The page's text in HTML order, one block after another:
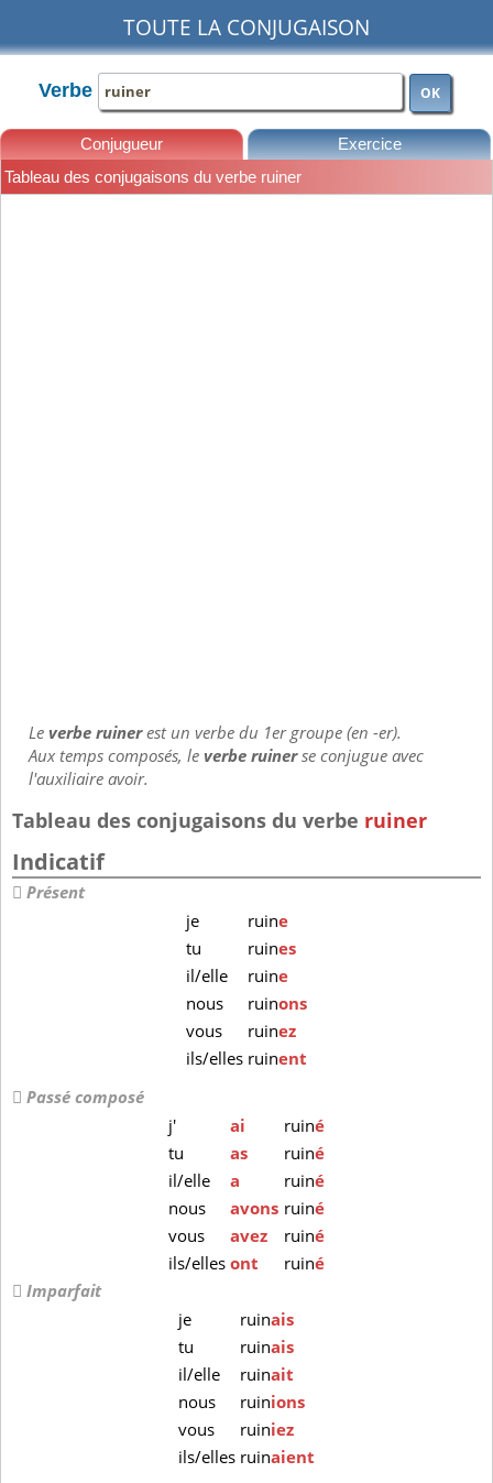
TOUTE LA CONJUGAISON
Verbe OK
Conjugueur Exercice
Tableau des conjugaisons du verbe ruiner
Leverbe ruinerest un verbe du 1er groupe (en -er).
Aux temps composés, leverbe ruinerse conjugue avec
l'auxiliaire avoir.
Tableau des conjugaisons du verbe ruiner
Indicatif
Présent
je
ruine
tu
ruines
il/elle
ruine
nous
ruinons
vous
ruinez
ils/elles ruinent
Passé composé
j'
ai ruiné
tu
as ruiné
il/elle
a ruiné
nous
avons ruiné
vous
avez ruiné
ils/ellesont ruiné
Imparfait
je
ruinais
tu
ruinais
il/elle
ruinait
nous
ruinions
vous
ruiniez
ils/elles ruinaient